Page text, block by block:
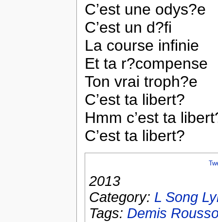
C’est une odys?e
C’est un d?fi
La course infinie
Et ta r?compense
Ton vrai troph?e
C’est ta libert?
Hmm c’est ta
C’est ta libert?
2013
Category: L Song
Tags: Demis